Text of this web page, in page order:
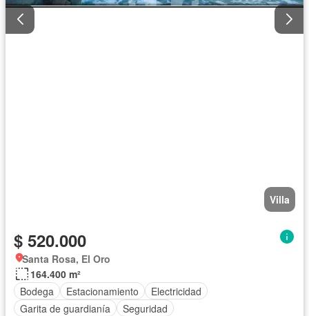
Villa
$ 520.000
Santa Rosa, El Oro
164.400 m²
Bodega
Estacionamiento
Electricidad
Garita de guardianía
Seguridad